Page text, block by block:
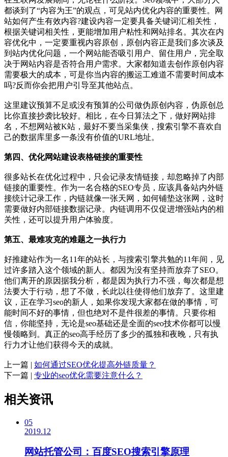
都谈到了“内容为王”的观点，可见站内优化内容的重要性。网
站如何产生有效内容?建设内容一定要具备关键词汇相关性，
根据关键词相关性，更能增加用户粘性和网站排名。其次在内
容优化中，一定要重视内容原创，原创内容正是我们多次谈及
到站内优化问题，一个网站能否吸引用户、留住用户，完全取
决于网站内容是否符合用户需求。大家都知道去创作原创内容
需要极大的成本，可是你当内容的搬运工难道不需要时间成本
吗?反而你会把用户引导至其他站点。
这里建议预算不足或没有预算的公司做伪原创内容，伪原创总
比你直接抄袭比较好。相比，在今日算法之下，做好网站排
名，不想网站被K站，最好不要当采集侠，搜索引擎不喜欢自
己的数据库里多一条没有价值的URL地址。
第四、优化网站建设表格链接的重要性
很多站长在优化过程中，只会记录友情链接，却忽略掉了内部
链接的重要性。作为一名合格的SEO专员，应该具备站内外链
接统计记录工作，内链就像一张天网，如何铺垫这张网，这时
需要做好内部链接数据记录。内链调用不仅促进增强站内的相
关性，还可以提升用户体验度。
第五、最难攻克的难题之一执行力
好推建站作为一名11年的站长，与搜索引擎共勉的11年间，见
过许多踏入这个领域的新人。都因为没有坚持而放弃了SEO。
他们离开的原因据我分析，都是因为执行力不强，每次都是想
法要大于行动，想了不做，长此以往使得他们放弃了。这里建
议，正在学习seo的新人，如果你发现大家都在做的事情，可
能时间不好的事情，但也绝对不是件很差的事情。只要你相
信，你能坚持，无论是seo基础还是全面的seo技术你都可以慢
慢领略到。真正的seo高手经历了多少的孤独和夜晚，只有执
行力才让他们获得今天的成就。
上一篇 | 如何通过SEO优化提高外链质量？
下一篇 | 专业的seo优化需要注意什么？
相关资讯
05
2019.12
网站托管公司：百度SEO搜索引擎原理